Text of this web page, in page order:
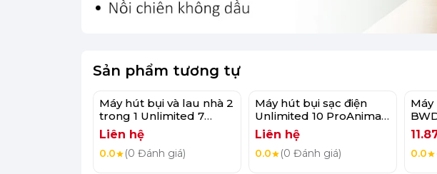
Sản phẩm tương tự
Máy hút bụi và lau nhà 2
trong 1 Unlimited 7
ProHygienic Aqua
Bosch BCS71HYG4
Liên hệ
0.0 (0 Đánh giá)
Máy hút bụi sạc điện
Unlimited 10 ProAnimal
Bosch BCS1041PET
Liên hệ
0.0 (0 Đánh giá) 0.0